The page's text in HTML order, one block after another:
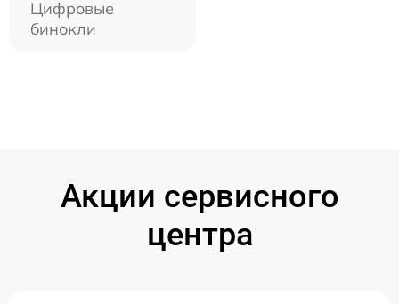
Цифровые
бинокли
Акции сервисного
центра